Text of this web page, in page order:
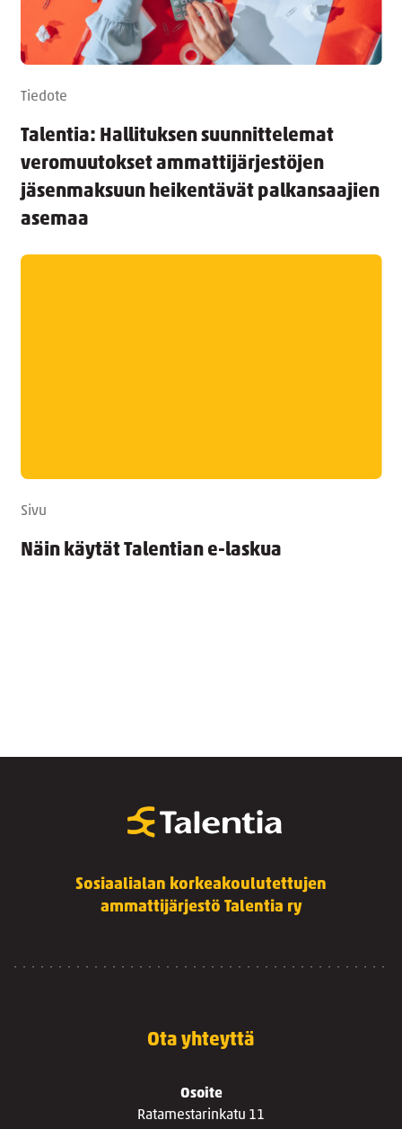
Tiedote
Talentia: Hallituksen suunnittelemat
veromuutokset ammattijärjestöjen
jäsenmaksuun heikentävät palkansaajien
asemaa
Sivu
Näin käytät Talentian e-laskua
Sosiaalialan korkeakoulutettujen
ammattijärjestö Talentia ry
Ota yhteyttä
Osoite
Ratamestarinkatu 11